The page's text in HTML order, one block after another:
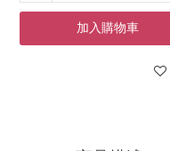
加入購物車